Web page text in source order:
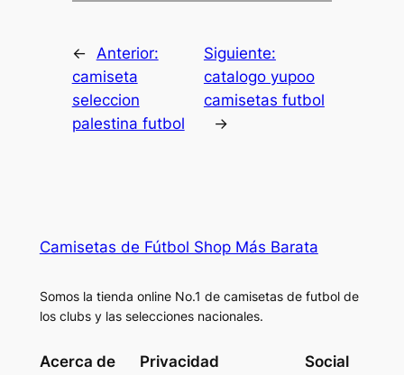
← Anterior:
camiseta
seleccion
palestina futbol
Siguiente:
catalogo yupoo
camisetas futbol
→
Camisetas de Fútbol Shop Más Barata
Somos la tienda online No.1 de camisetas de futbol de
los clubs y las selecciones nacionales.
Acerca de Privacidad Social